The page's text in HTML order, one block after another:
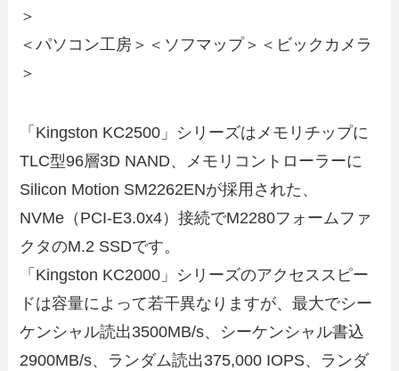
＞
＜パソコン工房＞＜ソフマップ＞＜ビックカメラ
＞
「Kingston KC2500」シリーズはメモリチップに
TLC型96層3D NAND、メモリコントローラーに
Silicon Motion SM2262ENが採用された、
NVMe（PCI-E3.0x4）接続でM2280フォームファ
クタのM.2 SSDです。
「Kingston KC2000」シリーズのアクセススピー
ドは容量によって若干異なりますが、最大でシー
ケンシャル読出3500MB/s、シーケンシャル書込
2900MB/s、ランダム読出375,000 IOPS、ランダ